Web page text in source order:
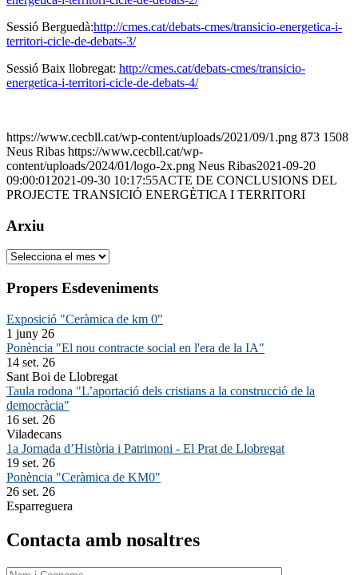
Sessió Berguedà:http://cmes.cat/debats-cmes/transicio-energetica-i-
territori-cicle-de-debats-3/
Sessió Baix llobregat: http://cmes.cat/debats-cmes/transicio-
energetica-i-territori-cicle-de-debats-4/
https://www.cecbll.cat/wp-content/uploads/2021/09/1.png 873 1508
Neus Ribas https://www.cecbll.cat/wp-
content/uploads/2024/01/logo-2x.png Neus Ribas2021-09-20
09:00:01 2021-09-30 10:17:55ACTE DE CONCLUSIONS DEL
PROJECTE TRANSICIÓ ENERGÈTICA I TERRITORI
Arxiu
Arxiu
Propers Esdeveniments
Exposició "Ceràmica de km 0"
1 juny 26
Ponència "El nou contracte social en l'era de la IA"
14 set. 26
Sant Boi de Llobregat
Taula rodona "L’aportació dels cristians a la construcció de la
democràcia"
16 set. 26
Viladecans
1a Jornada d’Història i Patrimoni - El Prat de Llobregat
19 set. 26
Ponència "Ceràmica de KM0"
26 set. 26
Esparreguera
Contacta amb nosaltres